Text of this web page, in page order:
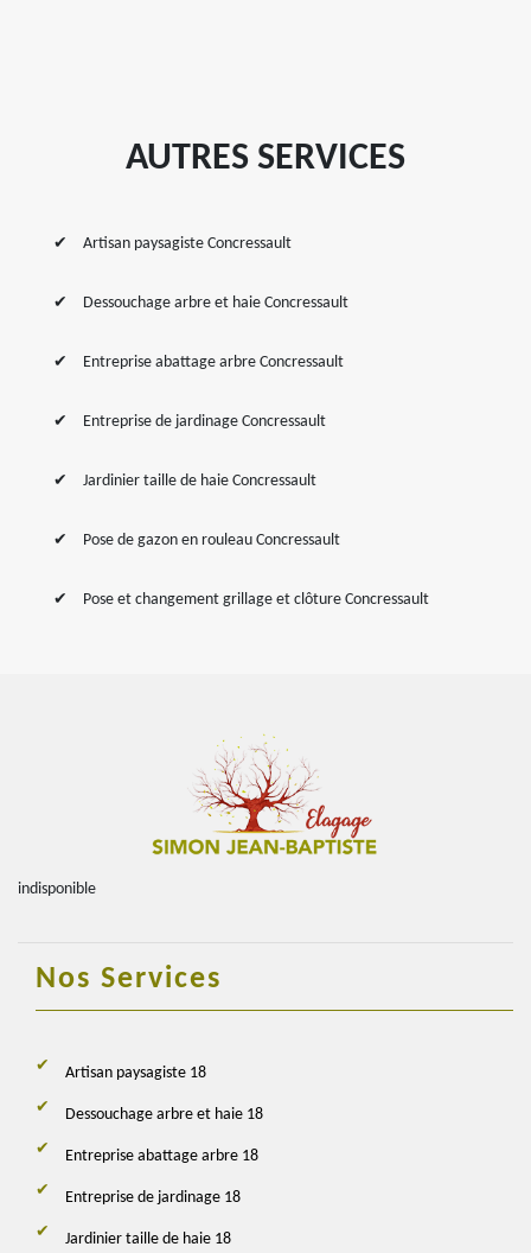
AUTRES SERVICES
Artisan paysagiste Concressault
Dessouchage arbre et haie Concressault
Entreprise abattage arbre Concressault
Entreprise de jardinage Concressault
Jardinier taille de haie Concressault
Pose de gazon en rouleau Concressault
Pose et changement grillage et clôture Concressault
indisponible
Nos Services
Artisan paysagiste 18
Dessouchage arbre et haie 18
Entreprise abattage arbre 18
Entreprise de jardinage 18
Jardinier taille de haie 18